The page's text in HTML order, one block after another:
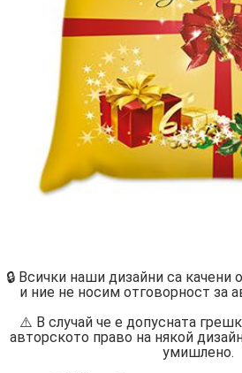
🔒 Всички наши дизайни са качени
и ние не носим отговорност за
⚠️ В случай че е допусната
авторското право на някой
умишлено.